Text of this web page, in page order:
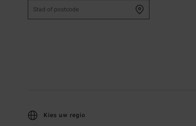
Kies uw regio